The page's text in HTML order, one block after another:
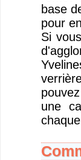
base
pour
Si
une